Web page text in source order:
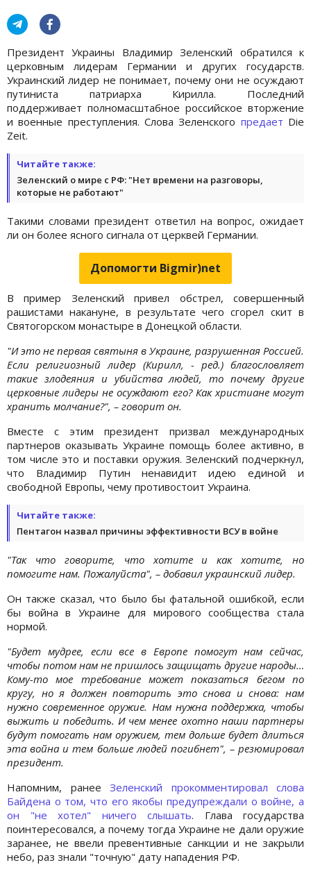
Президент Украины Владимир Зеленский обратился к
церковным лидерам Германии и других государств.
Украинский лидер не понимает, почему они не осуждают
путиниста патриарха Кирилла. Последний
поддерживает полномасштабное российское вторжение
и военные преступления. Слова Зеленского предает Die
Zeit.
Читайте также:
Зеленский о мире с РФ: "Нет времени на разговоры,
которые не работают"
Такими словами президент ответил на вопрос, ожидает
ли он более ясного сигнала от церквей Германии.
Допомогти Bigmir)net
В пример Зеленский привел обстрел, совершенный
рашистами накануне, в результате чего сгорел скит в
Святогорском монастыре в Донецкой области.
"И это не первая святыня в Украине, разрушенная Россией.
Если религиозный лидер (Кирилл, - ред.) благословляет
такие злодеяния и убийства людей, то почему другие
церковные лидеры не осуждают его? Как христиане могут
хранить молчание?", – говорит он.
Вместе с этим президент призвал международных
партнеров оказывать Украине помощь более активно, в
том числе это и поставки оружия. Зеленский подчеркнул,
что Владимир Путин ненавидит идею единой и
свободной Европы, чему противостоит Украина.
Читайте также:
Пентагон назвал причины эффективности ВСУ в войне
"Так что говорите, что хотите и как хотите, но
помогите нам. Пожалуйста", – добавил украинский лидер.
Он также сказал, что было бы фатальной ошибкой, если
бы война в Украине для мирового сообщества стала
нормой.
"Будет мудрее, если все в Европе помогут нам сейчас,
чтобы потом нам не пришлось защищать другие народы…
Кому-то мое требование может показаться бегом по
кругу, но я должен повторить это снова и снова: нам
нужно современное оружие. Нам нужна поддержка, чтобы
выжить и победить. И чем менее охотно наши партнеры
будут помогать нам оружием, тем дольше будет длиться
эта война и тем больше людей погибнет", – резюмировал
президент.
Напомним, ранее Зеленский прокомментировал слова
Байдена о том, что его якобы предупреждали о войне, а
он "не хотел" ничего слышать. Глава государства
поинтересовался, а почему тогда Украине не дали оружие
заранее, не ввели превентивные санкции и не закрыли
небо, раз знали "точную" дату нападения РФ.